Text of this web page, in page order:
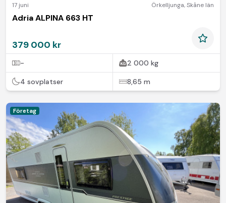
17 juni Örkelljunga,Skåne län
Adria ALPINA 663 HT
379 000 kr
- 2 000 kg
4 sovplatser 8,65 m
Företag